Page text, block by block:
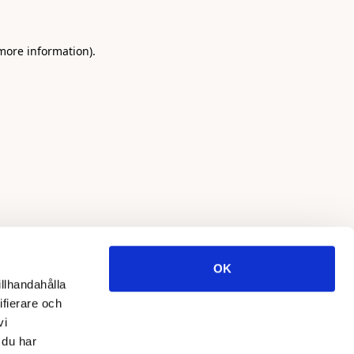
och
har
OK
information).